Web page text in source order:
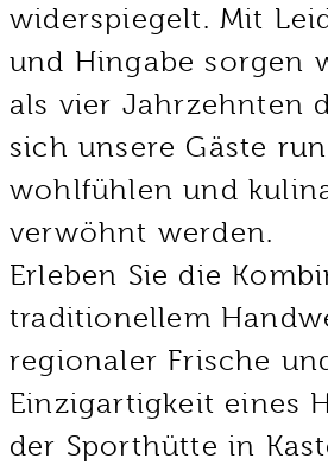
widerspiegelt. Mit
und Hingabe sorgen
als vier Jahrzehnten
sich unsere Gäste
wohlfühlen und
verwöhnt werden.
Erleben Sie die
traditionellem
regionaler Frische
Einzigartigkeit eines
der Sporthütte in